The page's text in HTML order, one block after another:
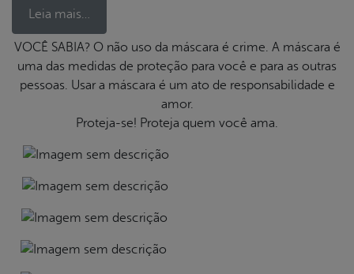
Leia mais…
VOCÊ SABIA? O não uso da máscara é crime. A máscara é
uma das medidas de proteção para você e para as outras
pessoas. Usar a máscara é um ato de responsabilidade e
amor.
Proteja-se! Proteja quem você ama.